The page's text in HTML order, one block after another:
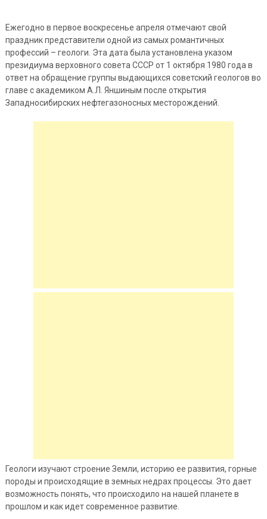
Ежегодно в первое воскресенье апреля отмечают свой
праздник представители одной из самых романтичных
профессий – геологи. Эта дата была установлена указом
президиума верховного совета СССР от 1 октября 1980 года в
ответ на обращение группы выдающихся советский геологов во
главе с академиком А.Л. Яншиным после открытия
Западносибирских нефтегазоносных месторождений.
Геологи изучают строение Земли, историю ее развития, горные
породы и происходящие в земных недрах процессы. Это дает
возможность понять, что происходило на нашей планете в
прошлом и как идет современное развитие.